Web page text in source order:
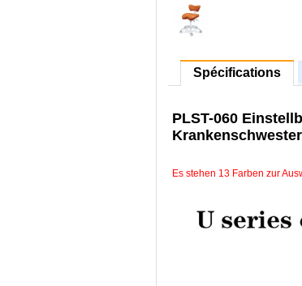
Spécifications
PLST-060
Es stehen 13 Farben zur